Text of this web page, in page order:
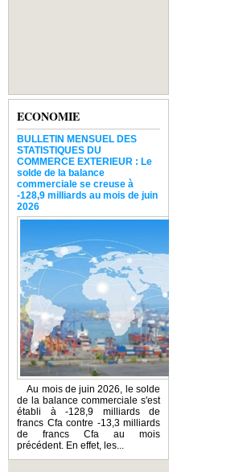
ECONOMIE
BULLETIN MENSUEL DES
STATISTIQUES DU
COMMERCE EXTERIEUR : Le
solde de la balance
commerciale se creuse à
-128,9 milliards au mois de juin
2026
Au mois de juin 2026, le solde
de la balance commerciale s'est
établi à -128,9 milliards de
francs Cfa contre -13,3 milliards
de francs Cfa au mois
précédent. En effet, les...